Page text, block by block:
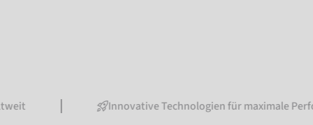
Innovative Technologien für maximale Performance